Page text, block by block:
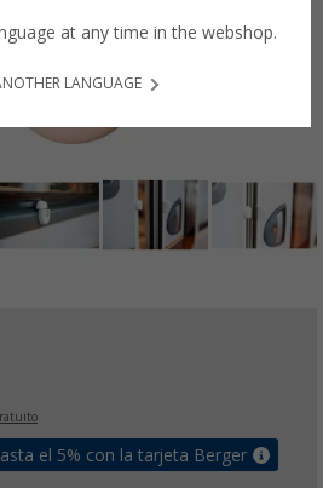
el 5% con la tarjeta Berger
at any time in the webshop.
LANGUAGE